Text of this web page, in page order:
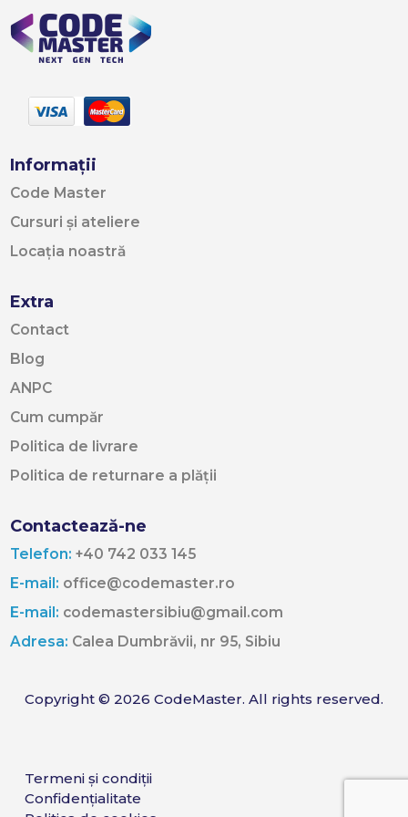
Informații
Code Master
Cursuri și ateliere
Locația noastră
Extra
Contact
Blog
ANPC
Cum cumpăr
Politica de livrare
Politica de returnare a plății
Contactează-ne
Telefon: +40 742 033 145
E-mail: office@codemaster.ro
E-mail: codemastersibiu@gmail.com
Adresa: Calea Dumbrăvii, nr 95, Sibiu
Termeni și condiții
Confidențialitate
Copyright © 2026 CodeMaster. All rights reserved.